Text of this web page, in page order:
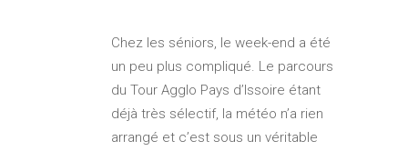
Chez les séniors, le week-end a été
un peu plus compliqué. Le parcours
du Tour Agglo Pays d’Issoire étant
déjà très sélectif, la météo n’a rien
arrangé et c’est sous un véritable